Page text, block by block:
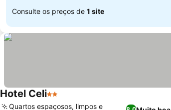
Consulte os preços de 1 site
Hotel Celi2 Estrelas
Quartos espaçosos, limpos e